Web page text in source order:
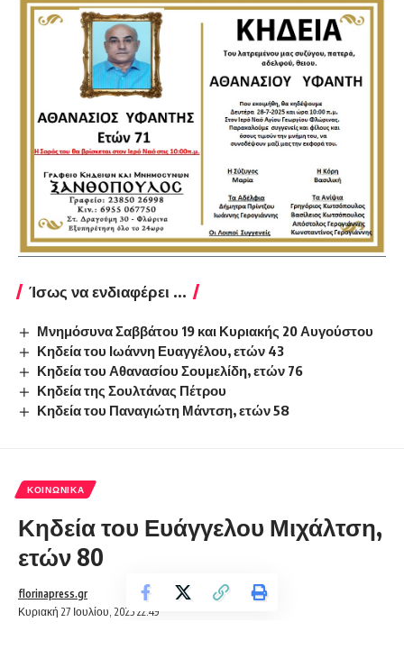
Ίσως να ενδιαφέρει ...
Μνημόσυνα Σαββάτου 19 και Κυριακής 20 Αυγούστου
Κηδεία του Ιωάννη Ευαγγέλου, ετών 43
Κηδεία του Αθανασίου Σουμελίδη, ετών 76
Κηδεία της Σουλτάνας Πέτρου
Κηδεία του Παναγιώτη Μάντση, ετών 58
ΚΟΙΝΩΝΙΚΆ
Κηδεία του Ευάγγελου Μιχάλτση,
ετών 80
Κυριακή 27 Ιουλίου, 2025 22:49
florinapress.gr